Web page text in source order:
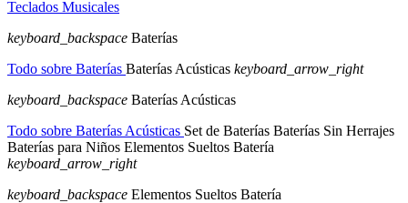
Teclados Musicales
keyboard_backspace Baterías
Todo sobre Baterías Baterías Acústicas keyboard_arrow_right
keyboard_backspace Baterías Acústicas
Todo sobre Baterías Acústicas Set de Baterías Baterías Sin Herrajes
Baterías para Niños Elementos Sueltos Batería
keyboard_arrow_right
keyboard_backspace Elementos Sueltos Batería